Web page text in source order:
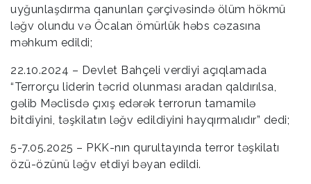
uyğunlaşdırma qanunları çərçivəsində ölüm hökmü
ləğv olundu və Öcalan ömürlük həbs cəzasına
məhkum edildi;
22.10.2024 – Devlet Bahçeli verdiyi açıqlamada
“Terrorçu liderin təcrid olunması aradan qaldırılsa,
gəlib Məclisdə çıxış edərək terrorun tamamilə
bitdiyini, təşkilatın ləğv edildiyini hayqırmalıdır” dedi;
5-7.05.2025 – PKK-nın qurultayında terror təşkilatı
özü-özünü ləğv etdiyi bəyan edildi.